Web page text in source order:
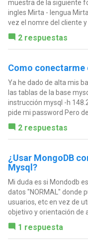
muestra de la siguiente
ingles Mirta - lengua
vez el nomre del cliente y
2 respuestas
Como conectarme
Ya he dado de alta mis
las tablas de la base
instrucción mysql -h
pide mi password Pero
2 respuestas
¿Usar MongoDB
Mysql?
Mi duda es si Mondodb
datos "NORMAL" donde
usuarios, etc en vez de
objetivo y orientación de
1 respuesta